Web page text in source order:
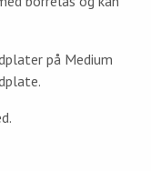
på Medium